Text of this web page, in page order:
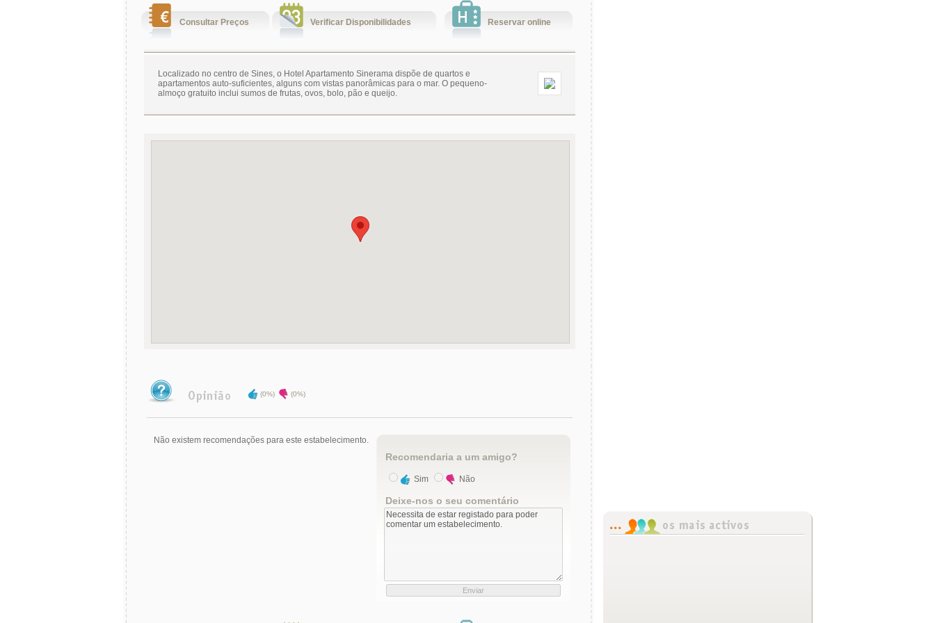
Consultar Preços Verificar Disponibilidades Reservar online
Localizado no centro de Sines, o Hotel Apartamento Sinerama dispõe de quartos e
apartamentos auto-suficientes, alguns com vistas panorâmicas para o mar. O pequeno-
almoço gratuito inclui sumos de frutas, ovos, bolo, pão e queijo.
(0%) (0%)
Não existem recomendações para este estabelecimento.
Recomendaria a um amigo?
Sim Não
Deixe-nos o seu comentário